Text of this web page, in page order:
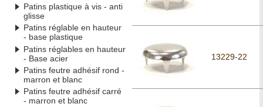
Patins plastique à vis - anti
glisse
Patins réglable en hauteur
- base plastique
Patins réglables en hauteur
- Base acier
Patins feutre adhésif rond -
marron et blanc
Patins feutre adhésif carré
- marron et blanc
13229-22